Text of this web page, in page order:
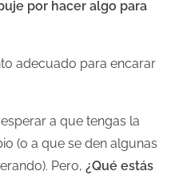
por hacer algo para
adecuado para encarar
a que tengas la
(o a que se den algunas
Pero, ¿Qué estás